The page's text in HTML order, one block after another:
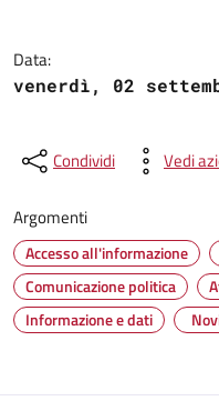
Data:
venerdì, 02
Condividi Vedi
Argomenti
Accesso all'informazione
Comunicazione politica
Informazione e dati